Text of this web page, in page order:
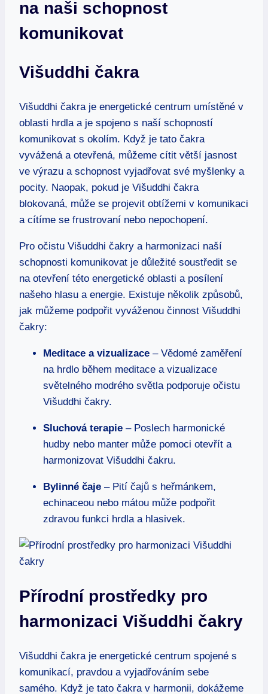
na naši schopnost
komunikovat
Višuddhi čakra
Višuddhi čakra je energetické centrum umístěné v
oblasti hrdla a je spojeno s naší schopností
komunikovat s okolím. Když je tato čakra
vyvážená a otevřená, můžeme cítit větší jasnost
ve výrazu a schopnost vyjadřovat své myšlenky a
pocity. Naopak, pokud je Višuddhi čakra
blokovaná, může se projevit obtížemi v komunikaci
a cítíme se frustrovaní nebo nepochopení.
Pro očistu Višuddhi čakry a harmonizaci naší
schopnosti komunikovat je důležité soustředit se
na otevření této energetické oblasti a posílení
našeho hlasu a energie. Existuje několik způsobů,
jak můžeme podpořit vyváženou činnost Višuddhi
čakry:
Meditace a vizualizace – Vědomé zaměření
na hrdlo během meditace a vizualizace
světelného modrého světla podporuje očistu
Višuddhi čakry.
Sluchová terapie – Poslech harmonické
hudby nebo manter může pomoci otevřít a
harmonizovat Višuddhi čakru.
Bylinné čaje – Pití čajů s heřmánkem,
echinaceou nebo mátou může podpořit
zdravou funkci hrdla a hlasivek.
Přírodní prostředky pro
harmonizaci Višuddhi čakry
Višuddhi čakra je energetické centrum spojené s
komunikací, pravdou a vyjadřováním sebe
samého. Když je tato čakra v harmonii, dokážeme